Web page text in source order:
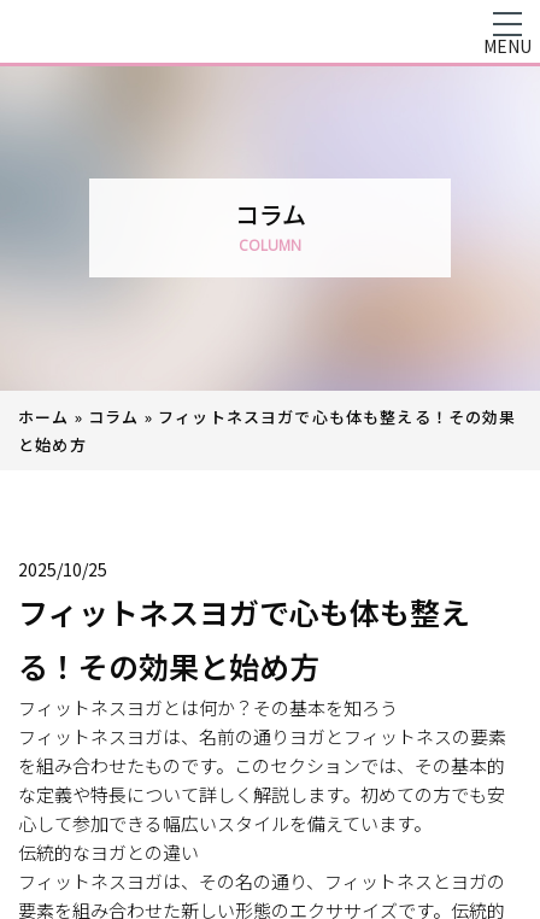
MENU
コラム
COLUMN
ホーム » コラム » フィットネスヨガで心も体も整える！その効果
と始め方
2025/10/25
フィットネスヨガで心も体も整え
る！その効果と始め方
フィットネスヨガとは何か？その基本を知ろう
フィットネスヨガは、名前の通りヨガとフィットネスの要素
を組み合わせたものです。このセクションでは、その基本的
な定義や特長について詳しく解説します。初めての方でも安
心して参加できる幅広いスタイルを備えています。
伝統的なヨガとの違い
フィットネスヨガは、その名の通り、フィットネスとヨガの
要素を組み合わせた新しい形態のエクササイズです。伝統的